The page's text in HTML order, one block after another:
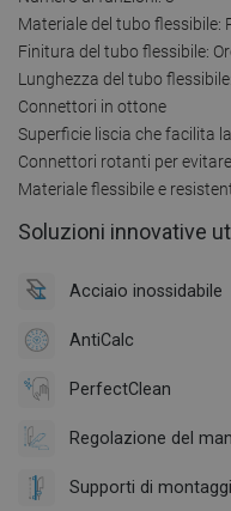
Materiale del tubo flessibile:
Finitura del tubo flessibile:
Lunghezza del tubo
Connettori in ottone
Superficie liscia che facilita
Connettori rotanti per
Materiale flessibile e
Soluzioni innovative
Acciaio inossidabile
AntiCalc
PerfectClean
Regolazione del
Supporti di